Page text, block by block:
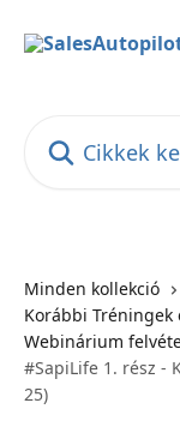
Minden kollekció
Korábbi Tréningek
Webinárium
#SapiLife 1. rész -
25)